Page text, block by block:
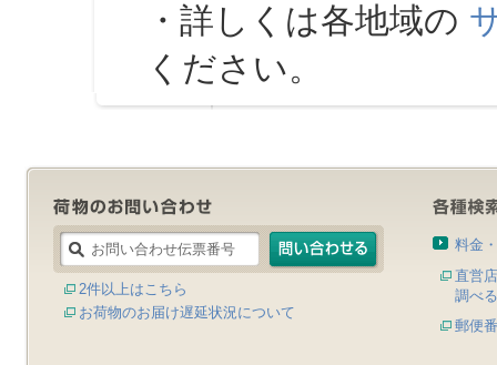
・詳しくは各地域の
ください。
2件以上はこちら
お荷物のお届け遅延状況について
料金
直営
調べる
郵便